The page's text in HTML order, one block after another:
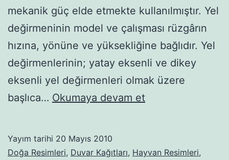
mekanik güç elde etmekte kullanılmıştır. Yel
değirmeninin model ve çalışması rüzgârın
hızına, yönüne ve yüksekliğine bağlıdır. Yel
değirmenlerinin; yatay eksenli ve dikey
eksenli yel değirmenleri olmak üzere
başlıca… Okumaya devam etYel
Yayım tarihi 20 Mayıs 2010
Doğa Resimleri, Duvar Kağıtları, Hayvan Resimleri,